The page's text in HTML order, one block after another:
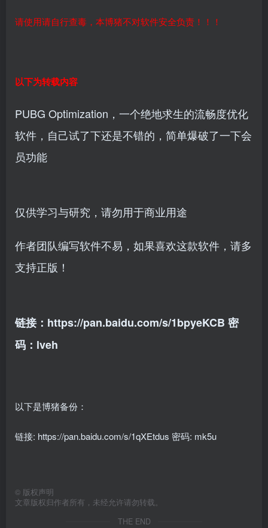
请使用请自行查毒，本博猪不对软件安全负责！！！
以下为转载内容
PUBG Optimization，一个绝地求生的流畅度优化
软件，自己试了下还是不错的，简单爆破了一下会
员功能
仅供学习与研究，请勿用于商业用途
作者团队编写软件不易，如果喜欢这款软件，请多
支持正版！
链接：https://pan.baidu.com/s/1bpyeKCB 密
码：lveh
以下是博猪备份：
链接: https://pan.baidu.com/s/1qXEtdus 密码: mk5u
© 版权声明
文章版权归作者所有，未经允许请勿转载。
THE END